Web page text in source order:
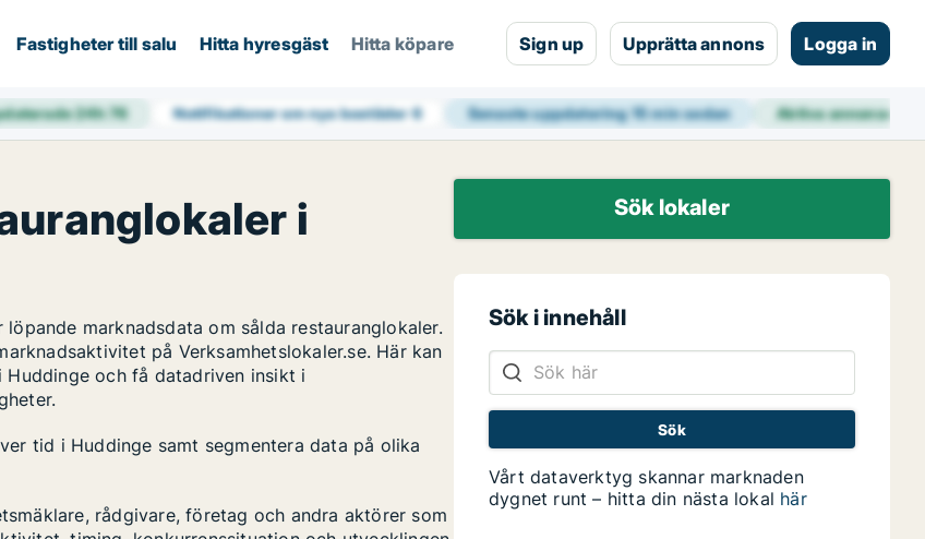
Fastigheter till salu Hitta hyresgäst Hitta köpare Sign up Upprätta annons Logga in
24h 76 Notifikationer om nya bostäder6 Senaste uppdatering15 min sedan Aktiva annonser
i
marknadsdata om sålda restauranglokaler.
på Verksamhetslokaler.se. Här kan
och få datadriven insikt i
tid i Huddinge samt segmentera data på olika
rådgivare, företag och andra aktörer som
Sök lokaler
Sök i innehåll
Vårt dataverktyg skannar marknaden
dygnet runt – hitta din nästa lokal här